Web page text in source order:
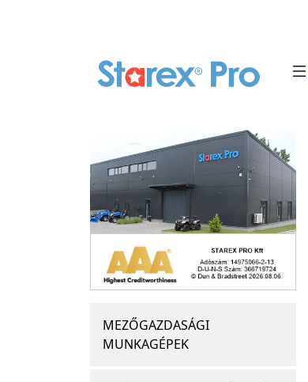
MEZŐGAZDASÁGI
MUNKAGÉPEK